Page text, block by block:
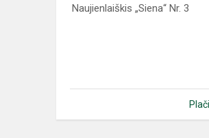
Naujienlaiškis „Siena“ Nr. 3